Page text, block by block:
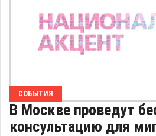
СОБЫТИЯ
В Москве проведут
консультацию для